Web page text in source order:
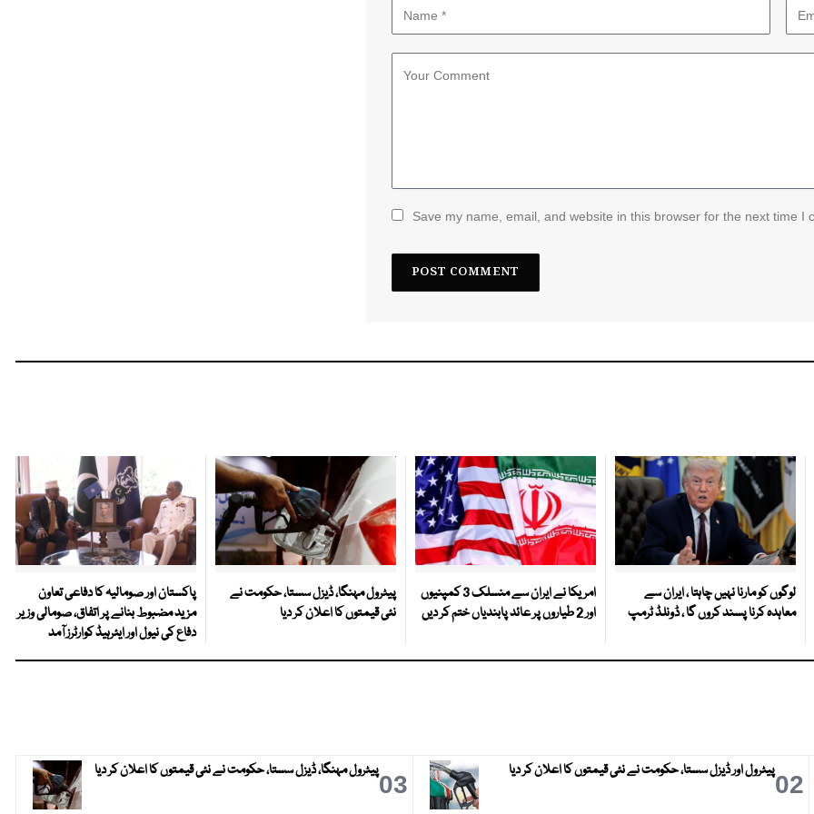
Save my name, email, and website in this browser for the next time I
لوگوں کو مارنا نہیں چاہتا ، ایران سے
معاہدہ کرنا پسند کروں گا ، ڈونلڈ ٹرمپ
امریکا نے ایران سے منسلک 3 کمپنیوں
اور 2 طیاروں پر عائد پابندیاں ختم کر دیں
پیٹرول مہنگا، ڈیزل سستا، حکومت نے
نئی قیمتوں کا اعلان کر دیا
پاکستان اور صومالیہ کا دفاعی تعاون
مزید مضبوط بنانے پر اتفاق، صومالی وزیر
دفاع کی نیول اور ایئرہیڈ کوارٹرز آمد
02پیٹرول اور ڈیزل سستا، حکومت نے نئی قیمتوں کا اعلان کر دیا 03پیٹرول مہنگا، ڈیزل سستا، حکومت نے نئی قیمتوں کا اعلان کر دیا